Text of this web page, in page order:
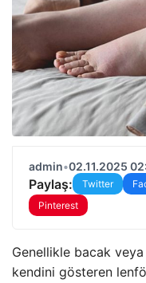
admin•02.11.2025
Paylaş: Twitter
Pinterest
Genellikle bacak
kendini gösteren